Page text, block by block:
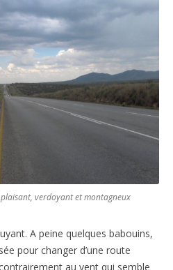
verdoyant et montagneux
A peine quelques babouins,
pour changer d’une route
au vent qui semble